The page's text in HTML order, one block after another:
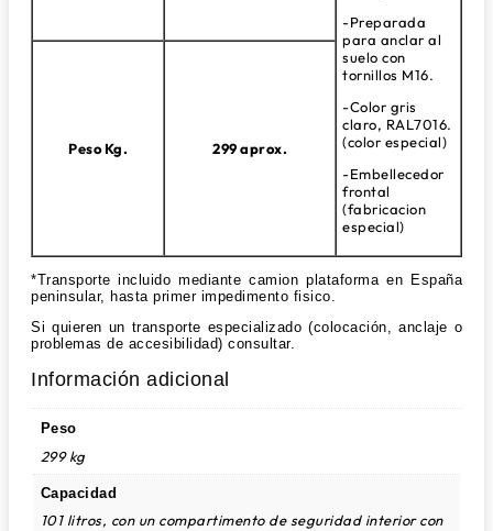
-Preparada
para anclar al
suelo con
tornillos M16.
-Color gris
claro, RAL7016.
(color especial)
-Embellecedor
frontal
(fabricacion
especial)
Peso Kg. 299 aprox.
*Transporte incluido mediante camion plataforma en España
peninsular, hasta primer impedimento fisico.
Si quieren un transporte especializado (colocación, anclaje o
problemas de accesibilidad) consultar.
Información adicional
Peso
299 kg
Capacidad
101 litros, con un compartimento de seguridad interior con